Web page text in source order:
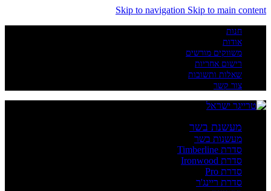
Skip to navigation Skip to main content
חנות
אודות
משווקים מורשים
רישום אחריות
שאלות ותשובות
צור קשר
מעשנת בשר
מעשנות בשר
סדרת Timberline
סדרת Ironwood
סדרת Pro
סדרת ריינג'ר